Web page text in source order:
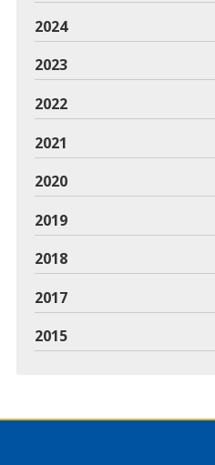
2024
2023
2022
2021
2020
2019
2018
2017
2015